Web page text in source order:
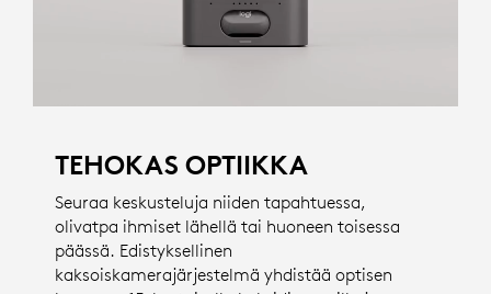
TEHOKAS OPTIIKKA
Seuraa keskusteluja niiden tapahtuessa,
olivatpa ihmiset lähellä tai huoneen toisessa
päässä. Edistyksellinen
kaksoiskamerajärjestelmä yhdistää optisen